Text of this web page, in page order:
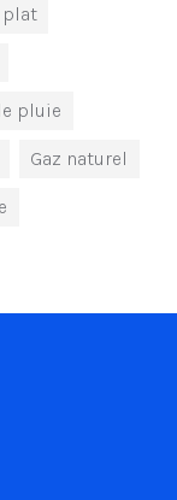
plat
pluie
Gaz naturel